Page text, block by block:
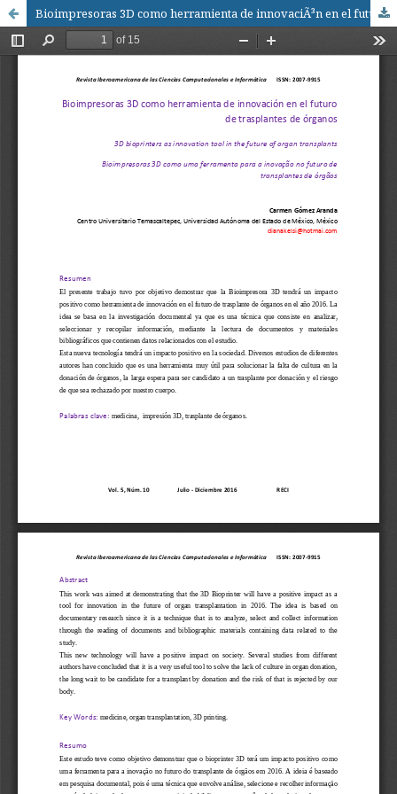
Bioimpresoras 3D como herramienta de innovaciÃ³n en el futuro de trasplantes de Ã³rganos / 3D bioprinters as innovation tool in the future of organ transplants